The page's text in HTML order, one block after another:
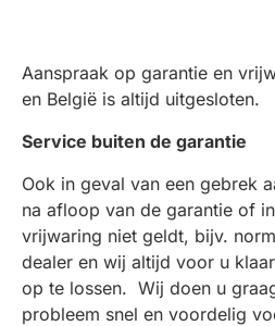
Aanspraak op garantie en
en België is altijd uitgesloten.
Service buiten de garantie
Ook in geval van een gebrek
na afloop van de garantie of
vrijwaring niet geldt, bijv.
dealer en wij altijd voor u
op te lossen. Wij doen u
probleem snel en voordelig